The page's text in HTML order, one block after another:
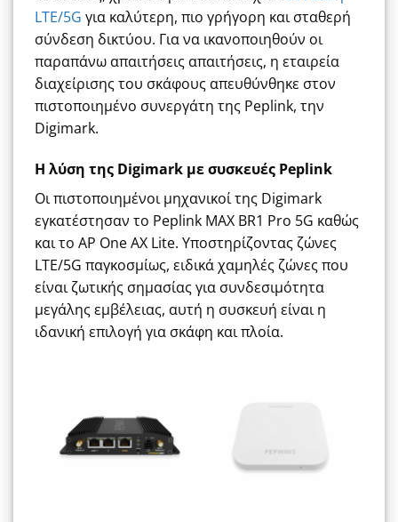
LTE/5G για καλύτερη, πιο γρήγορη και σταθερή
σύνδεση δικτύου. Για να ικανοποιηθούν οι
παραπάνω απαιτήσεις απαιτήσεις, η εταιρεία
διαχείρισης του σκάφους απευθύνθηκε στον
πιστοποιημένο συνεργάτη της Peplink, την
Digimark.
Η λύση της Digimark με συσκευές Peplink
Οι πιστοποιημένοι μηχανικοί της Digimark
εγκατέστησαν το Peplink MAX BR1 Pro 5G καθώς
και το AP One AX Lite. Υποστηρίζοντας ζώνες
LTE/5G παγκοσμίως, ειδικά χαμηλές ζώνες που
είναι ζωτικής σημασίας για συνδεσιμότητα
μεγάλης εμβέλειας, αυτή η συσκευή είναι η
ιδανική επιλογή για σκάφη και πλοία.